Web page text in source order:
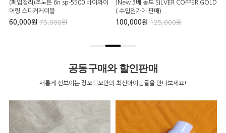
(폐업정리)조노톤 6n sp-5500 바이와이
어링 스피커케이블
60,000원 75,000원
)New 3배 농도 SILVER COPPER GOLD
( 수입원가에 판매)
100,000원 125,000원
공동구매와 할인판매
새롭게 선보이는 장오디오만의 최신아이템들을 만나보세요!